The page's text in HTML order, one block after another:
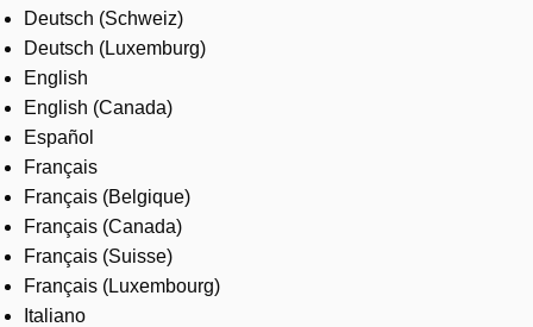
Where to buy
Contact us
Careers
Deutsch (Schweiz)
Deutsch (Luxemburg)
English
English (Canada)
Español
Français
Français (Belgique)
Français (Canada)
Français (Suisse)
Français (Luxembourg)
Italiano